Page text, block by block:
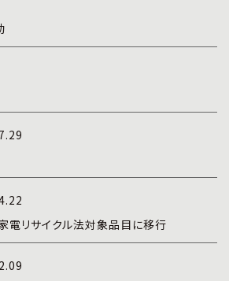
家電リサイクル法対象品目に移行